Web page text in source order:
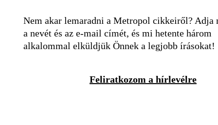
Nem akar lemaradni a Metropol cikkeiről? Adja
a nevét és az e-mail címét, és mi hetente három
alkalommal elküldjük Önnek a legjobb írásokat!
Feliratkozom a hírlevélre